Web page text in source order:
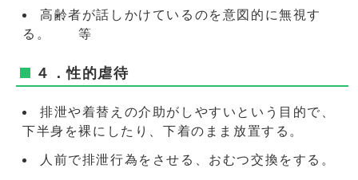
高齢者が話しかけているのを意図的に無視す
る。 等
４．性的虐待
排泄や着替えの介助がしやすいという目的で、
下半身を裸にしたり、下着のまま放置する。
人前で排泄行為をさせる、おむつ交換をする。